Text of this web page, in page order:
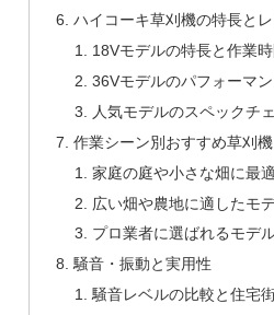
ハイコーキ草刈機の特長と
18Vモデルの特長と作業時
36Vモデルのパフォーマ
人気モデルのスペックチ
作業シーン別おすすめ草刈機
家庭の庭や小さな畑に最
広い畑や農地に適したモ
プロ業者に選ばれるモデ
騒音・振動と実用性
騒音レベルの比較と住宅